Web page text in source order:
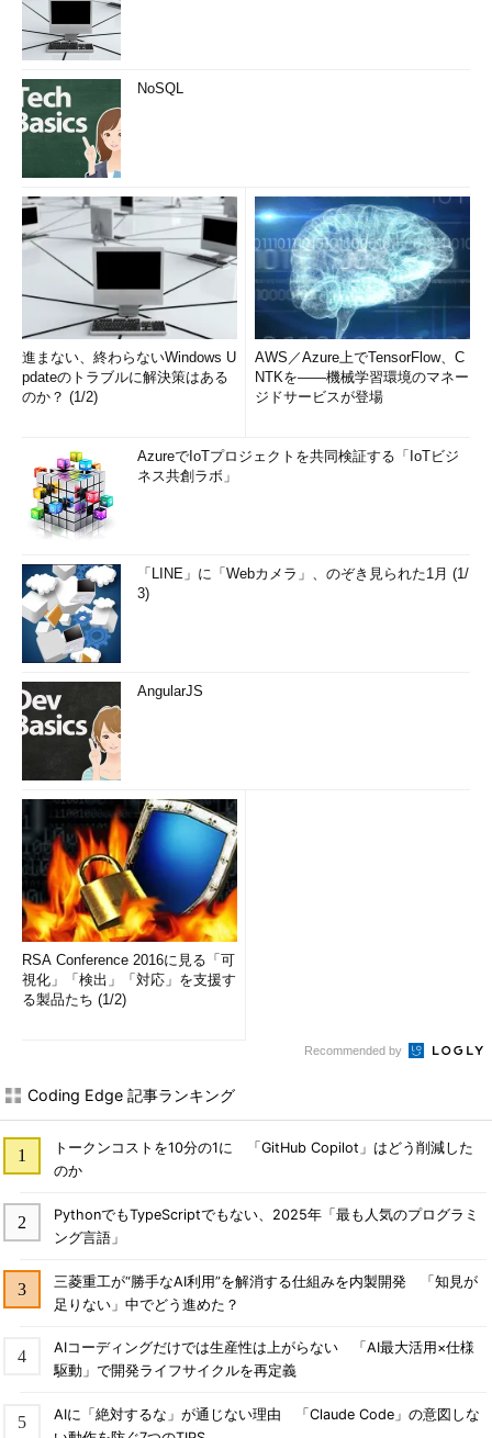
NoSQL
進まない、終わらないWindows U
pdateのトラブルに解決策はある
のか？ (1/2)
AWS／Azure上でTensorFlow、C
NTKを――機械学習環境のマネー
ジドサービスが登場
AzureでIoTプロジェクトを共同検証する「IoTビジ
ネス共創ラボ」
「LINE」に「Webカメラ」、のぞき見られた1月 (1/
3)
AngularJS
RSA Conference 2016に見る「可
視化」「検出」「対応」を支援す
る製品たち (1/2)
Recommended by
Coding Edge 記事ランキング
トークンコストを10分の1に 「GitHub Copilot」はどう削減した
のか
PythonでもTypeScriptでもない、2025年「最も人気のプログラミ
ング言語」
三菱重工が“勝手なAI利用”を解消する仕組みを内製開発 「知見が
足りない」中でどう進めた？
AIコーディングだけでは生産性は上がらない 「AI最大活用×仕様
駆動」で開発ライフサイクルを再定義
AIに「絶対するな」が通じない理由 「Claude Code」の意図しな